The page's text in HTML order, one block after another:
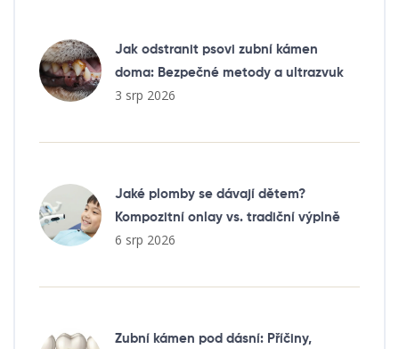
Jak odstranit psovi zubní kámen
doma: Bezpečné metody a ultrazvuk
3 srp 2026
Jaké plomby se dávají dětem?
Kompozitní onlay vs. tradiční výplně
6 srp 2026
Zubní kámen pod dásní: Příčiny,